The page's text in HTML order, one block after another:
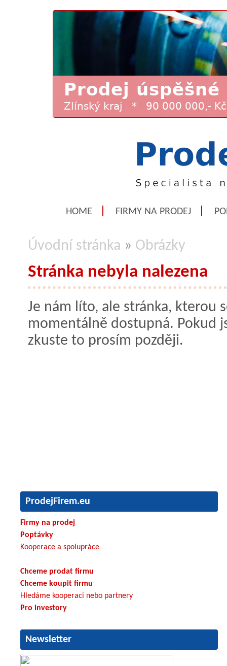
HOME FIRMY NA PRODEJ
Úvodní stránka » Obrázky
Stránka nebyla nalezena
Je nám líto, ale stránka, kterou
momentálně dostupná. Pokud
zkuste to prosím později.
ProdejFirem.eu
Firmy na prodej
Poptávky
Kooperace a spolupráce
Chceme prodat firmu
Chceme koupit firmu
Hledáme kooperaci nebo partnery
Pro investory
Newsletter